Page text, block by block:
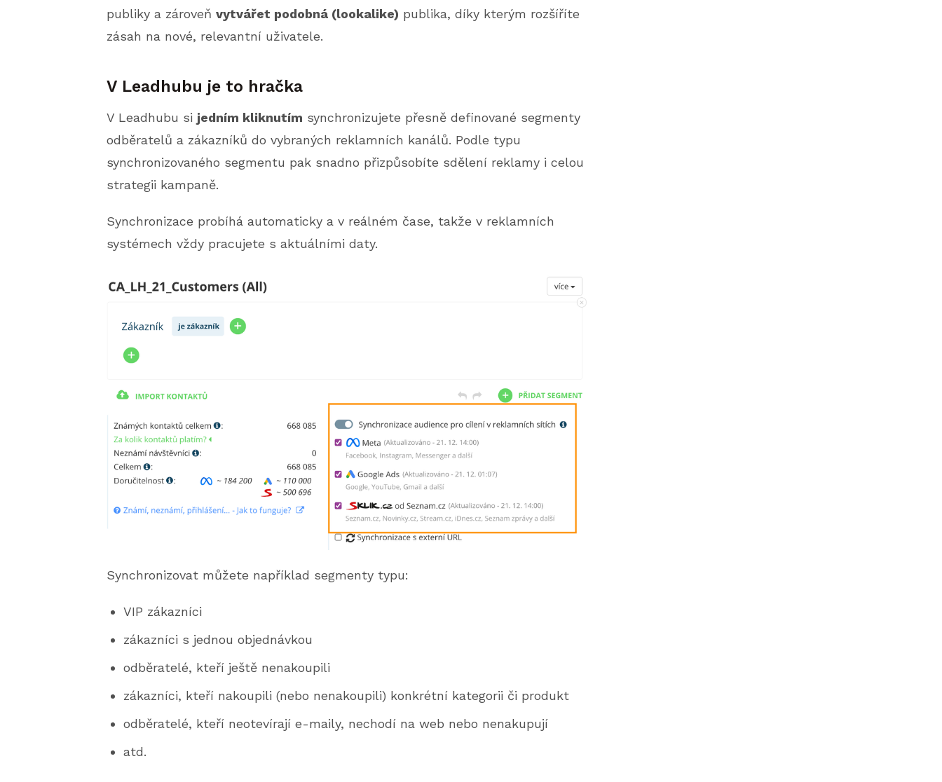
publiky a zároveň vytvářet podobná (lookalike) publika, díky kterým rozšíříte
zásah na nové, relevantní uživatele.
V Leadhubu je to hračka
V Leadhubu si jedním kliknutím synchronizujete přesně definované segmenty
odběratelů a zákazníků do vybraných reklamních kanálů. Podle typu
synchronizovaného segmentu pak snadno přizpůsobíte sdělení reklamy i celou
strategii kampaně.
Synchronizace probíhá automaticky a v reálném čase, takže v reklamních
systémech vždy pracujete s aktuálními daty.
Synchronizovat můžete například segmenty typu:
VIP zákazníci
zákazníci s jednou objednávkou
odběratelé, kteří ještě nenakoupili
zákazníci, kteří nakoupili (nebo nenakoupili) konkrétní kategorii či produkt
odběratelé, kteří neotevírají e-maily, nechodí na web nebo nenakupují
atd.